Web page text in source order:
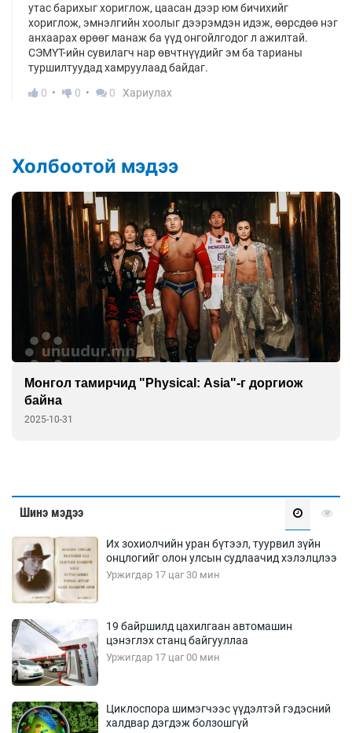
утас барихыг хориглож, цаасан дээр юм бичихийг
хориглож, эмнэлгийн хоолыг дээрэмдэн идэж, өөрсдөө нэг
анхаарах өрөөг манаж ба үүд онгойлгодог л ажилтай.
СЭМҮТ-ийн сувилагч нар өвчтнүүдийг эм ба тарианы
туршилтуудад хамруулаад байдаг.
0
0 0 Хариулах
Холбоотой мэдээ
Монгол тамирчид "Physical: Asia"-г доргиож
байна
2025-10-31
Шинэ мэдээ
Их зохиолчийн уран бүтээл, туурвил зүйн
онцлогийг олон улсын судлаачид хэлэлцлээ
Уржигдар 17 цаг 30 мин
19 байршилд цахилгаан автомашин
цэнэглэх станц байгууллаа
Уржигдар 17 цаг 00 мин
Циклоспора шимэгчээс үүдэлтэй гэдэсний
халдвар дэгдэж болзошгүй